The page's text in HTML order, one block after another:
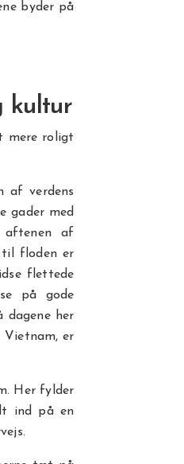
byder på
kultur
mere roligt
af verdens
gader med
aftenen af
til floden er
flettede
på gode
dagene her
Vietnam, er
Her fylder
ind på en